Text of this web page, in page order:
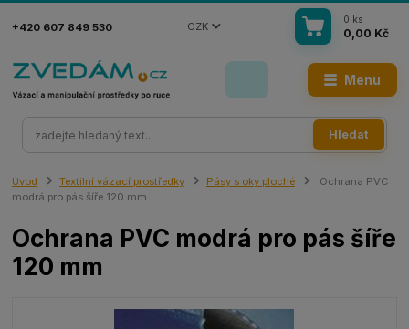
Menu
CZK
Hledat
+420 607 849 530
0 ks
0,00 Kč
Úvod Textilní vázací prostředky Pásy s oky ploché
Ochrana PVC
modrá pro pás šíře 120 mm
Ochrana PVC modrá pro pás šíře
120 mm